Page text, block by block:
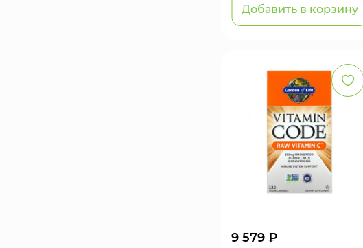
Добавить в корзину
9 579 ₽